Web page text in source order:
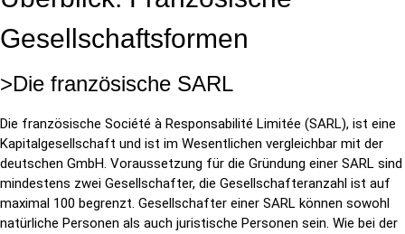
Gesellschaftsformen
>Die französische SARL
Die französische Société à Responsabilité Limitée (SARL), ist eine
Kapitalgesellschaft und ist im Wesentlichen vergleichbar mit der
deutschen GmbH. Voraussetzung für die Gründung einer SARL sind
mindestens zwei Gesellschafter, die Gesellschafteranzahl ist auf
maximal 100 begrenzt. Gesellschafter einer SARL können sowohl
natürliche Personen als auch juristische Personen sein. Wie bei der